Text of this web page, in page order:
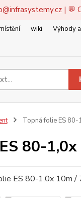
| 💬
wiki Výhody
Topná folie ES
80-